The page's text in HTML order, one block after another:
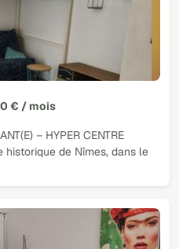
€ / mois
– HYPER CENTRE
de Nîmes, dans le